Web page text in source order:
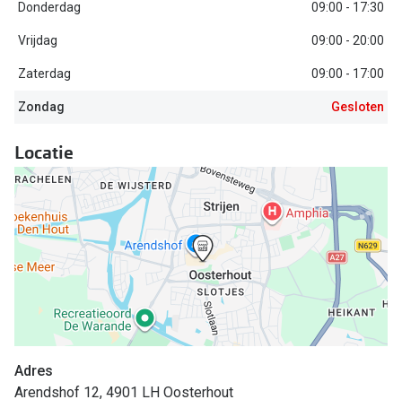
Merken
Ray-Ban
DbyD
Michael Kors
Emporio Armani
Unofficial
Ralph Lauren
Alle brillen merken
Biofinity
Dailies
Alle
Doe de
Lenzen
Alles
Donderdag 09:00 - 17:30
Vrijdag 09:00 - 20:00
Zaterdag 09:00 - 17:00
Zondag Gesloten
Locatie
Adres
Arendshof 12, 4901 LH Oosterhout